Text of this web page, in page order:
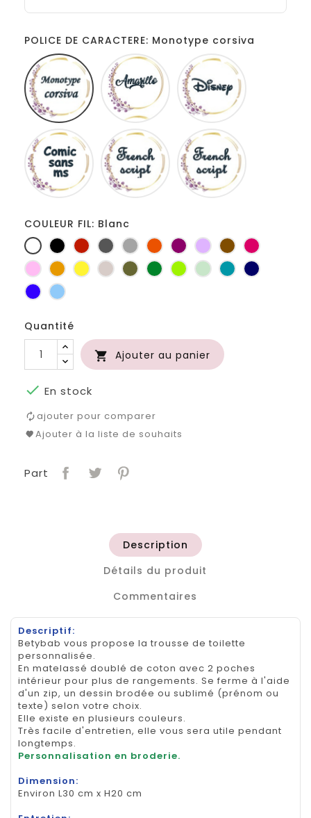
POLICE DE CARACTERE: Monotype corsiva
Monotype
corsiva
Amarillo
Comic
sans
ms
French
script
COULEUR FIL: Blanc
BlancNoir RougeGris
foncé
Gris
clair
OrangePruneLilasMarronFuchsia
RoseJaune
d'or
jauneFicelleKaki Vert
bouteille
Anis
Vert
d'eau
Turquoise
Marine
Bleu
roi
Bleu
Quantité
 Ajouter au panier
 En stock
ajouter pour comparer
Ajouter à la liste de souhaits
Part
Description
Détails du produit
Commentaires
Descriptif:
Betybab vous propose la trousse de toilette
personnalisée.
En matelassé doublé de coton avec 2 poches
intérieur pour plus de rangements. Se ferme à l'aide
d'un zip, un dessin brodée ou sublimé (prénom ou
texte) selon votre choix.
Elle existe en plusieurs couleurs.
Très facile d'entretien, elle vous sera utile pendant
longtemps.
Personnalisation en broderie.
Dimension:
Environ L30 cm x H20 cm